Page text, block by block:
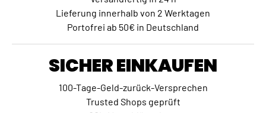
Lieferung innerhalb von 2 Werktagen
Portofrei ab 50€ in Deutschland
SICHER EINKAUFEN
100-Tage-Geld-zurück-Versprechen
Trusted Shops geprüft